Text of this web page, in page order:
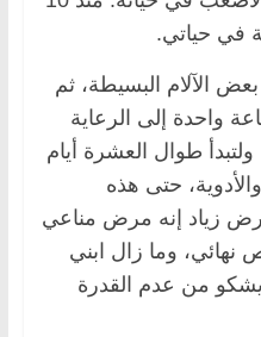
في حياتي.
الآلام البسيطة، ثم
واحدة إلى الرعاية
طوال العشرة أيام
حتى هذه
زياد إنه مرض مناعي
وما زال ابني
من عدم القدرة